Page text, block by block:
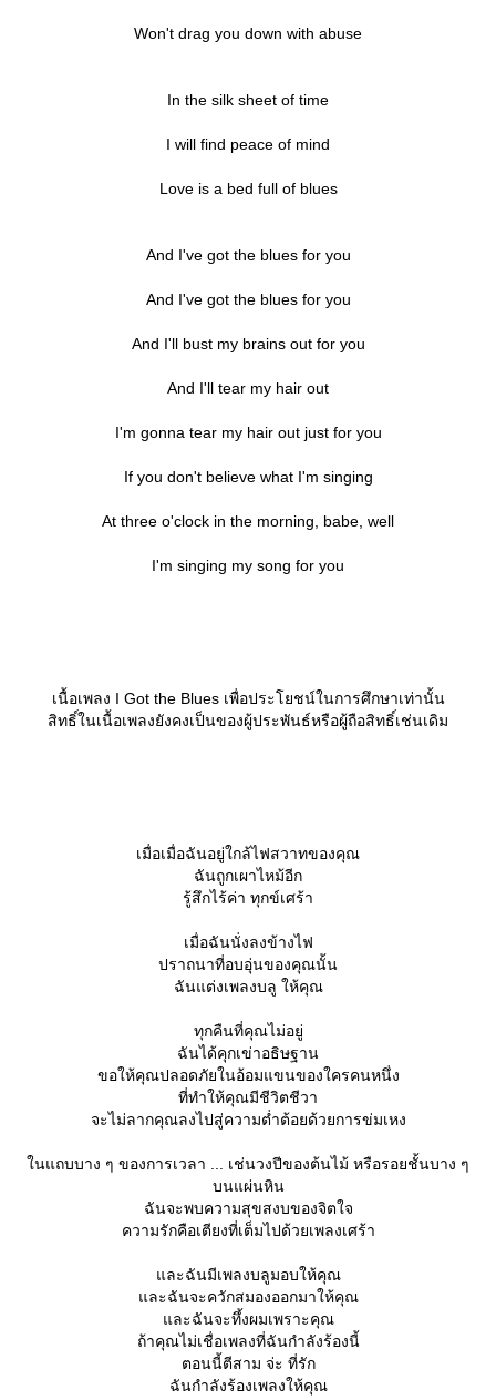
Won't drag you down with abuse
In the silk sheet of time
I will find peace of mind
Love is a bed full of blues
And I've got the blues for you
And I've got the blues for you
And I'll bust my brains out for you
And I'll tear my hair out
I'm gonna tear my hair out just for you
If you don't believe what I'm singing
At three o'clock in the morning, babe, well
I'm singing my song for you
เนื้อเพลง I Got the Blues เพื่อประโยชน์ในการศึกษาเท่านั้น
สิทธิ์ในเนื้อเพลงยังคงเป็นของผู้ประพันธ์หรือผู้ถือสิทธิ์เช่นเดิม
เมื่อเมื่อฉันอยู่ใกล้ไฟสวาทของคุณ
ฉันถูกเผาไหม้อีก
รู้สึกไร้ค่า ทุกข์เศร้า
เมื่อฉันนั่งลงข้างไฟ
ปราถนาที่อบอุ่นของคุณนั้น
ฉันแต่งเพลงบลู ให้คุณ
ทุกคืนที่คุณไม่อยู่
ฉันได้คุกเข่าอธิษฐาน
ขอให้คุณปลอดภัยในอ้อมแขนของใครคนหนึ่ง
ที่ทำให้คุณมีชีวิตชีวา
จะไม่ลากคุณลงไปสู่ความต่ำต้อยด้วยการข่มเหง
นแถบบาง ๆ ของการเวลา ... เช่นวงปีของต้นไม้ หรือรอยชั้นบาง ๆ
บนแผ่นหิน
ฉันจะพบความสุขสงบของจิตใจ
ความรักคือเตียงที่เต็มไปด้วยเพลงเศร้า
ละฉันมีเพลงบลูมอบให้คุณ
ละฉันจะควักสมองออกมาให้คุณ
ละฉันจะทึ้งผมเพราะคุณ
ถ้าคุณไม่เชื่อเพลงที่ฉันกำลังร้องนี้
ตอนนี้ตีสาม จ่ะ ที่รัก
ฉันกำลังร้องเพลงให้คุณ